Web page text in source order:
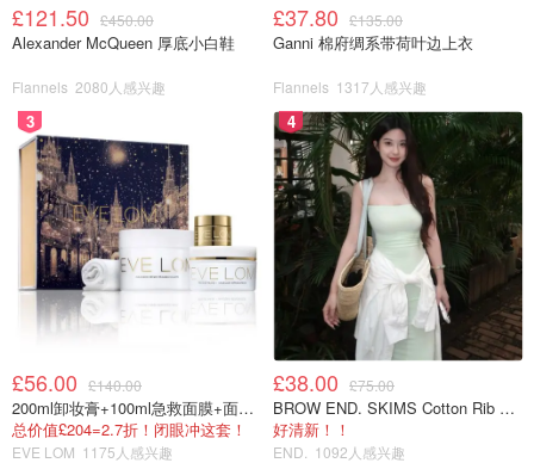
£121.50 £450.00
Alexander McQueen 厚底小白鞋
Flannels 2080人感兴趣
£37.80 £135.00
Ganni 棉府绸系带荷叶边上衣
Flannels 1317人感兴趣
3
£56.00 £140.00
200ml卸妆膏+100ml急救面膜+面霜+洁颜布
总价值£204=2.7折！闭眼冲这套！
EVE LOM 1175人感兴趣
4
£38.00 £75.00
BROW END. SKIMS Cotton Rib 长款背心连衣裙 薄荷绿
好清新！！
END. 1092人感兴趣